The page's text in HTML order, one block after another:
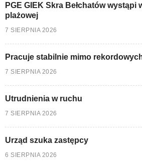
PGE GIEK Skra Bełchatów
plażowej
7 SIERPNIA 2026
Pracuje stabilnie mimo
7 SIERPNIA 2026
Utrudnienia w ruchu
7 SIERPNIA 2026
Urząd szuka zastępcy
6 SIERPNIA 2026